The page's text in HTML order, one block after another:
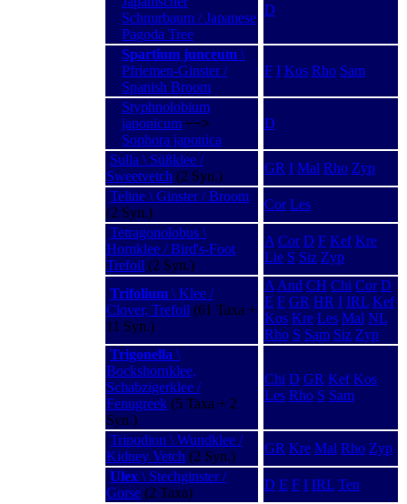
Schnurbaum / Japanese
Pagoda Tree
D
Spartium junceum \
Pfriemen-Ginster /
Spanish Broom
F I Kos Rho Sam
Styphnolobium
japonicum −−>
Sophora japonica
D
Sulla \ Süßklee /
Sweetvetch (2 Syn.)
GR I Mal Rho Zyp
Teline \ Ginster / Broom
(2 Syn.)
Cor Les
Tetragonolobus \
Hornklee / Bird's-Foot
Trefoil (2 Syn.)
A Cor D F Kef Kre
Lie S Siz Zyp
Trifolium \ Klee /
Clover, Trefoil (61 Taxa +
11 Syn.)
A And CH Chi Cor D
E F GR HR I IRL Kef
Kos Kre Les Mal NL
Rho S Sam Siz Zyp
Trigonella \
Bockshornklee,
Schabzigerklee /
Fenugreek (5 Taxa + 2
Syn.)
Chi D GR Kef Kos
Les Rho S Sam
Tripodion \ Wundklee /
Kidney Vetch (2 Syn.)
GR Kre Mal Rho Zyp
Ulex \ Stechginster /
Gorse (2 Taxa)
D E F I IRL Ten